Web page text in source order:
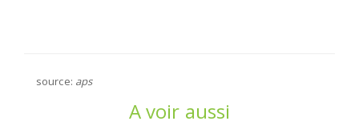
source: aps
A voir aussi